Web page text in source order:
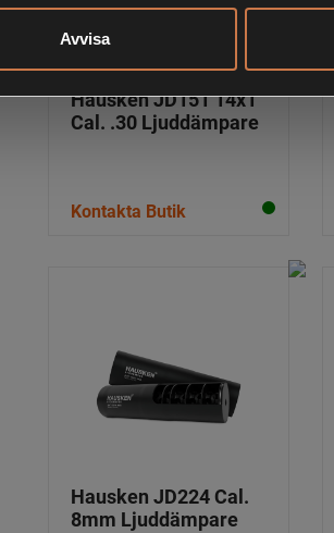
Avvisa
Hausken JD151 14x1
Cal. .30 Ljuddämpare
Kontakta Butik
Hausken JD224 Cal.
8mm Ljuddämpare